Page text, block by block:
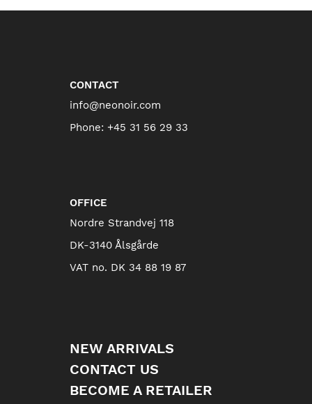
CONTACT
info@neonoir.com
Phone: +45 31 56 29 33
OFFICE
Nordre Strandvej 118
DK-3140 Ålsgårde
VAT no. DK 34 88 19 87
NEW ARRIVALS
CONTACT US
BECOME A RETAILER